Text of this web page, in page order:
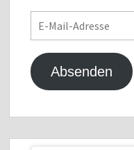
E-
Mail-
Adresse
Absenden